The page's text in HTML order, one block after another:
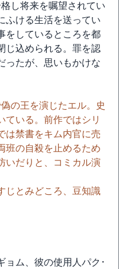
し将来を嘱望されてい
ふける生活を送ってい
をしているところを都
じ込められる。罪を認
ったが、思いもかけな
の王を演じたエル。史
ている。前作ではシリ
は禁書をキム内官に売
班の自殺を止めるため
いだりと、コミカル演
じとみどころ、豆知識
ョム、彼の使用人パク･